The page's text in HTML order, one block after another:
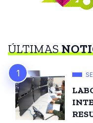
ÚLTIMAS